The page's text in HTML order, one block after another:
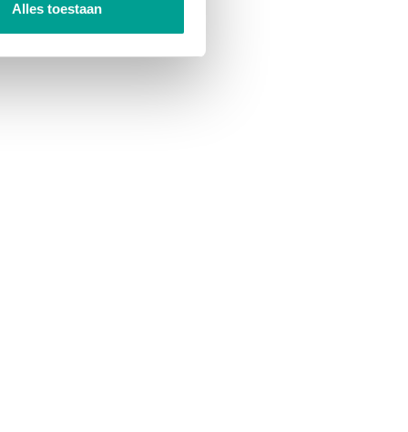
Alles toestaan